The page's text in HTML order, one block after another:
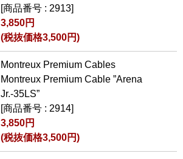
[商品番号 : 2913]
3,850円
(税抜価格3,500円)
Montreux Premium Cables
Montreux Premium Cable ”Arena
Jr.-35LS”
[商品番号 : 2914]
3,850円
(税抜価格3,500円)